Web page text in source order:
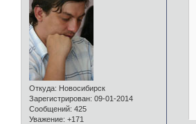
Откуда: Новосибирск
Зарегистрирован: 09-01-2014
Сообщений: 425
Уважение: +171